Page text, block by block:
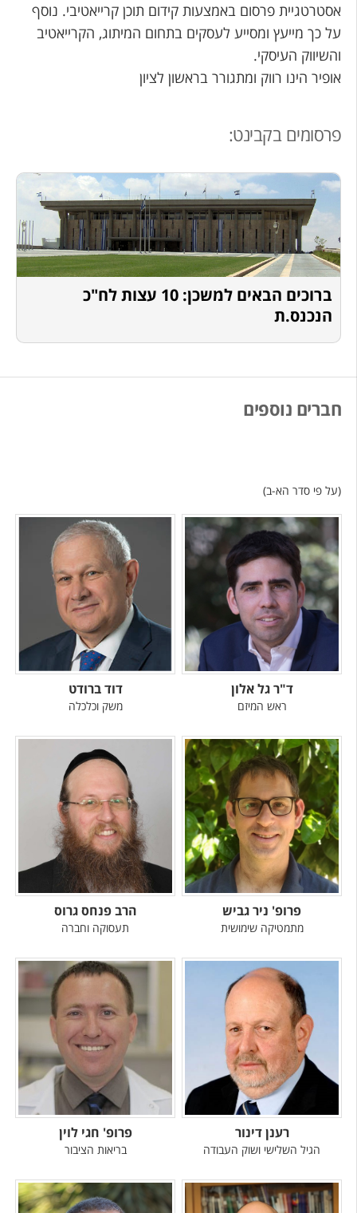
אסטרטגיית פרסום באמצעות קידום תוכן קרייאטיבי. נוסף
על כך מייעץ ומסייע לעסקים בתחום המיתוג, הקרייאטיב
והשיווק העיסקי.
אופיר הינו רווק ומתגורר בראשון לציון
פרסומים בקבינט:
ברוכים הבאים למשכן: 10 עצות לח"כ
הנכנס.ת
חברים נוספים
(על פי סדר הא-ב)
ד"ר גל אלון
ראש המיזם
דוד ברודט
משק וכלכלה
פרופ' ניר גביש
מתמטיקה שימושית
הרב פנחס גרוס
תעסוקה וחברה
רענן דינור
הגיל השלישי ושוק העבודה
פרופ' חגי לוין
בריאות הציבור